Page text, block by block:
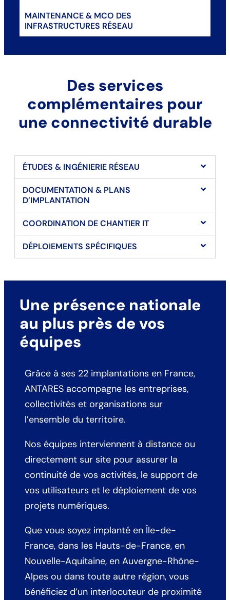
MAINTENANCE & MCO DES
INFRASTRUCTURES RÉSEAU
Des services
complémentaires pour
une connectivité durable
ÉTUDES & INGÉNIERIE RÉSEAU
DOCUMENTATION & PLANS
D’IMPLANTATION
COORDINATION DE CHANTIER IT
DÉPLOIEMENTS SPÉCIFIQUES
Une présence nationale
au plus près de vos
équipes
Grâce à ses 22 implantations en France,
ANTARES accompagne les entreprises,
collectivités et organisations sur
l’ensemble du territoire.
Nos équipes interviennent à distance ou
directement sur site pour assurer la
continuité de vos activités, le support de
vos utilisateurs et le déploiement de vos
projets numériques.
Que vous soyez implanté en Île-de-
France, dans les Hauts-de-France, en
Nouvelle-Aquitaine, en Auvergne-Rhône-
Alpes ou dans toute autre région, vous
bénéficiez d’un interlocuteur de proximité